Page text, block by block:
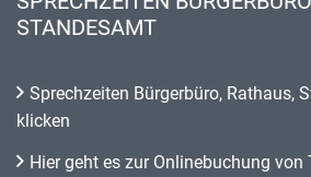
STANDESAMT
Sprechzeiten Bürgerbüro, Rathaus,
klicken
Hier geht es zur Onlinebuchung von